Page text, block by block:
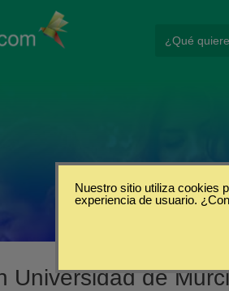
Universidad de
Nuestro sitio utiliza cookies
experiencia de usuario.